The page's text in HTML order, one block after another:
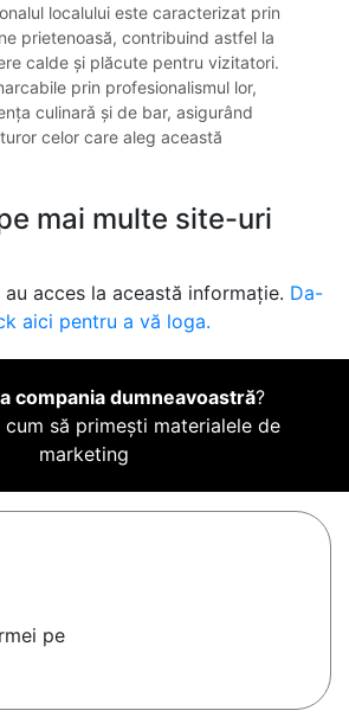
localului este caracterizat prin
prietenoasă, contribuind astfel la
calde și plăcute pentru vizitatori.
prin profesionalismul lor,
culinarǎ și de bar, asigurând
celor care aleg această
mai multe site-uri
acces la această informație. Da-
aici pentru a vă loga.
compania dumneavoastră?
cum să primești materialele de
marketing
pe